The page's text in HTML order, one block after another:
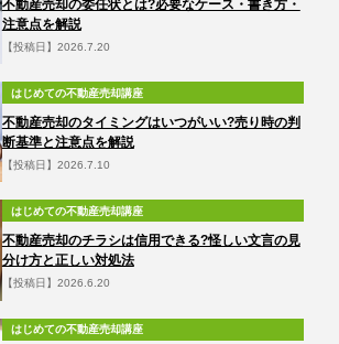
不動産売却の委任状とは?必要なケース・書き方・
注意点を解説
【投稿日】2026.7.20
はじめての不動産売却講座
不動産売却のタイミングはいつがいい?売り時の判
断基準と注意点を解説
【投稿日】2026.7.10
はじめての不動産売却講座
不動産売却のチラシは信用できる?怪しい文言の見
分け方と正しい対処法
【投稿日】2026.6.20
はじめての不動産売却講座